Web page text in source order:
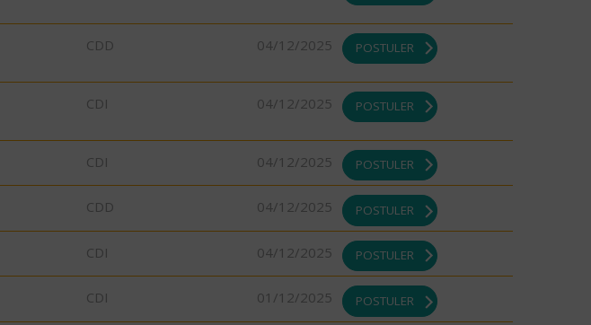
CDD 04/12/2025 POSTULER
CDI 04/12/2025 POSTULER
CDI 04/12/2025 POSTULER
CDD 04/12/2025 POSTULER
CDI 04/12/2025 POSTULER
CDI 01/12/2025 POSTULER